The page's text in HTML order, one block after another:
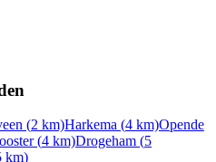
(2 km)Harkema (4 km)Opende
(4 km)Drogeham (5
km)